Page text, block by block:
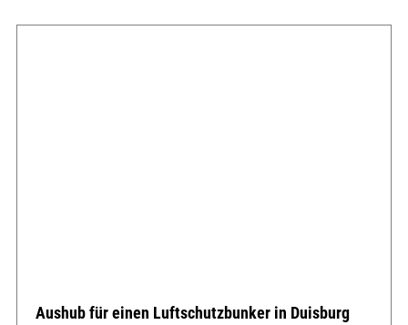
Aushub für einen Luftschutzbunker in Duisburg